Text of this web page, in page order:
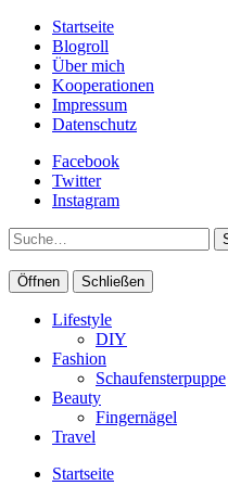
Startseite
Blogroll
Über mich
Kooperationen
Impressum
Datenschutz
Facebook
Twitter
Instagram
Suche
Öffnen Schließen
Lifestyle
DIY
Fashion
Schaufensterpuppe
Beauty
Fingernägel
Travel
Startseite